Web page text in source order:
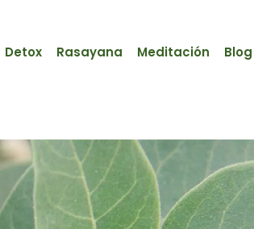
Detox Rasayana Meditación Blog